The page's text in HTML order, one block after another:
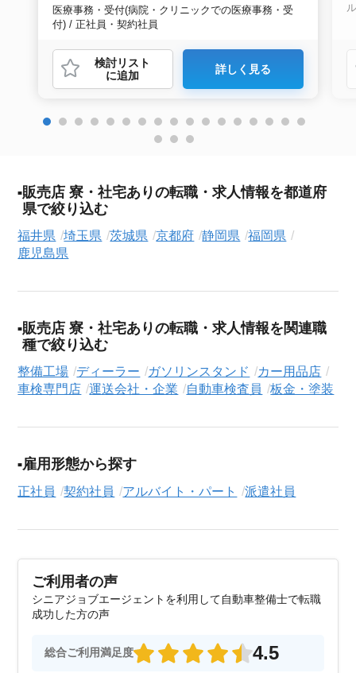
医療事務・受付(病院・クリニックでの医療事務・受
付) / 正社員・契約社員
検討リスト
に追加
詳しく見る
販売店 寮・社宅ありの転職・求人情報を都道府
県で絞り込む
福井県 埼玉県 茨城県 京都府 静岡県
福岡県
鹿児島県
販売店 寮・社宅ありの転職・求人情報を関連職
種で絞り込む
整備工場 ディーラー ガソリンスタンド
カー用品店
車検専門店
運送会社・企業 自動車検査員 板金・塗装
雇用形態から探す
正社員 契約社員 アルバイト・パート 派遣社員
ご利用者の声
シニアジョブエージェントを利用して自動車整備士で転職
成功した方の声
総合ご利用満足度 4.5